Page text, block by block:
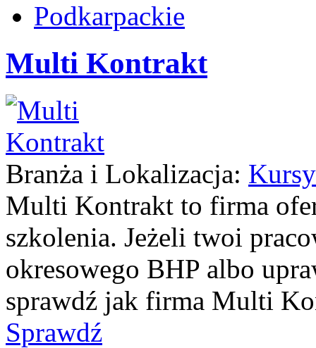
Podkarpackie
Multi Kontrakt
Branża i Lokalizacja:
Multi Kontrakt to firma
szkolenia. Jeżeli twoi
okresowego BHP albo
sprawdź jak firma Multi
Sprawdź